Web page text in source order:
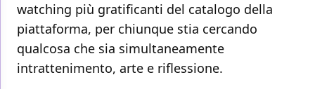
watching più gratificanti del catalogo della
piattaforma, per chiunque stia cercando
qualcosa che sia simultaneamente
intrattenimento, arte e riflessione.